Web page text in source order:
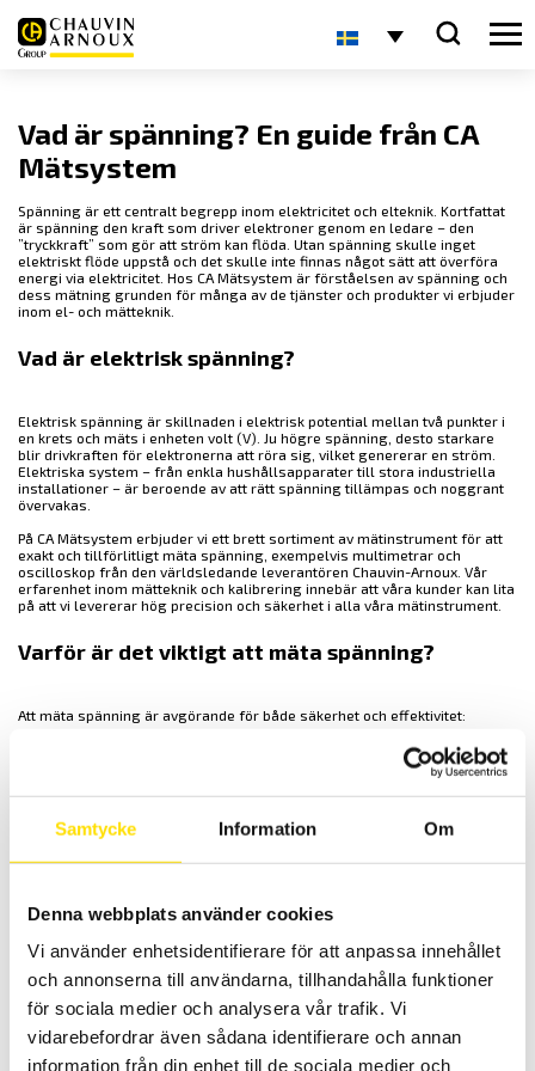
Samtycke Information Om
Denna webbplats använder cookies
Vi använder enhetsidentifierare för att anpassa innehållet
och annonserna till användarna, tillhandahålla funktioner
för sociala medier och analysera vår trafik. Vi
vidarebefordrar även sådana identifierare och annan
information från din enhet till de sociala medier och
Vad är spänning? En guide från CA
Mätsystem
Spänning är ett centralt begrepp inom elektricitet och elteknik. Kortfattat
är spänning den kraft som driver elektroner genom en ledare – den
”tryckkraft” som gör att ström kan flöda. Utan spänning skulle inget
elektriskt flöde uppstå och det skulle inte finnas något sätt att överföra
energi via elektricitet. Hos CA Mätsystem är förståelsen av spänning och
dess mätning grunden för många av de tjänster och produkter vi erbjuder
inom el- och mätteknik.
Vad är elektrisk spänning?
Elektrisk spänning är skillnaden i elektrisk potential mellan två punkter i
en krets och mäts i enheten volt (V). Ju högre spänning, desto starkare
blir drivkraften för elektronerna att röra sig, vilket genererar en ström.
Elektriska system – från enkla hushållsapparater till stora industriella
installationer – är beroende av att rätt spänning tillämpas och noggrant
övervakas.
På CA Mätsystem erbjuder vi ett brett sortiment av mätinstrument för att
exakt och tillförlitligt mäta spänning, exempelvis multimetrar och
oscilloskop från den världsledande leverantören Chauvin-Arnoux. Vår
erfarenhet inom mätteknik och kalibrering innebär att våra kunder kan lita
på att vi levererar hög precision och säkerhet i alla våra mätinstrument.
Varför är det viktigt att mäta spänning?
Att mäta spänning är avgörande för både säkerhet och effektivitet:
: För höga eller ojämna spänningsnivåer kan skada
utrustning och leda till överhettning, kortslutningar och i värsta
Effektiv drift
: Exakta spänningsmätningar hjälper till att optimera
energiförbrukningen och säkerställa att utrustningen fungerar
mäta spänning för att garantera kvaliteten i de slutprodukter eller
tjänster som levereras.
CA Mätsystem tillhandahåller även kalibrering av mätinstrument, vilket är
viktigt för att säkerställa en bra mätosäkerhet. Detta är avgörande
eftersom även små avvikelser i spänningsmätningar kan få stora
konsekvenser i applikationer där precision är ett krav.